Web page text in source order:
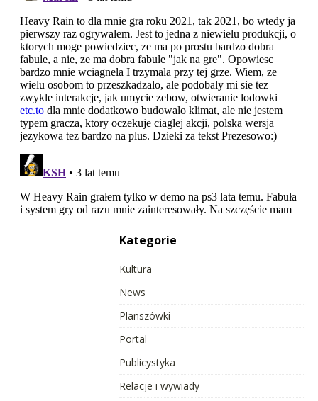
Kategorie
Kultura
News
Planszówki
Portal
Publicystyka
Relacje i wywiady